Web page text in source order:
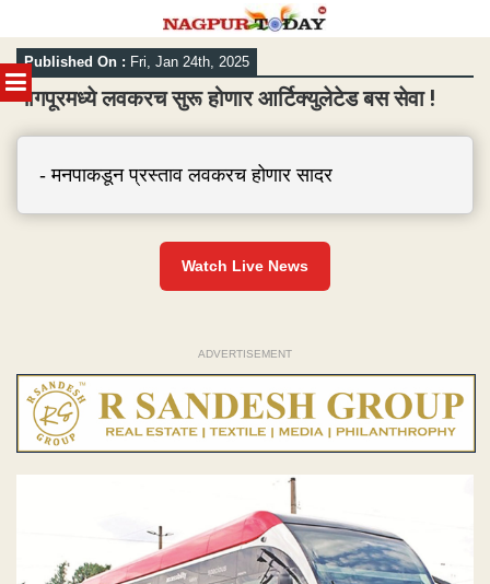
MENU
Skip
to
content
Published On : Fri, Jan 24th, 2025
नागपूरमध्ये लवकरच सुरू होणार आर्टिक्युलेटेड बस सेवा !
- मनपाकडून प्रस्ताव लवकरच होणार सादर
Watch Live News
ADVERTISEMENT